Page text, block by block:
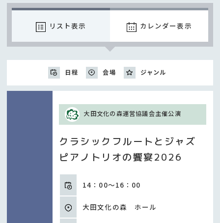
リスト表示 カレンダー表示
日程 会場 ジャンル
大田文化の森運営協議会主催公演
クラシックフルートとジャズ
ピアノトリオの饗宴2026
14：00～16：00
大田文化の森 ホール